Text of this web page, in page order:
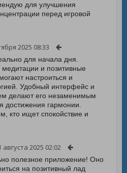
для улучшения
перед игровой
2025 08:33
для начала дня.
и позитивные
настроиться и
Удобный интерфейс и
делают его незаменимым
гармонии.
кто ищет спокойствие и
августа 2025 02:02
полезное приложение! Оно
на позитивный лад